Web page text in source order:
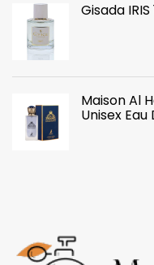
Gisada
Maison Al
Unisex